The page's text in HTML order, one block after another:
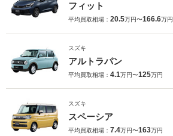
フィット
平均買取相場： 20.5万円〜166.6万円
スズキ
アルトラパン
平均買取相場： 4.1万円〜125万円
スズキ
スペーシア
平均買取相場： 7.4万円〜163万円